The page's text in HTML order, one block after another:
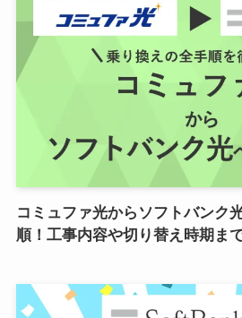
コミュファ光からソフトバンク
順！工事内容や切り替え時期ま